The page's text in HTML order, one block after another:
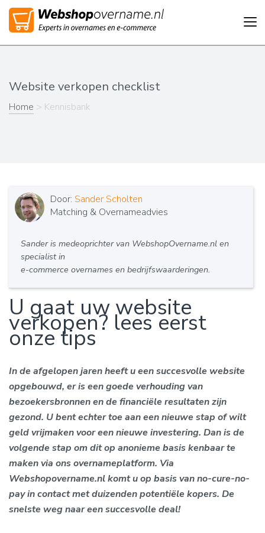
Website verkopen checklist
Home > Kennisbank
Door: Sander Scholten
Matching & Overnameadvies
Sander is medeoprichter van WebshopOvername.nl en
specialist in
e-commerce overnames en bedrijfswaarderingen.
U gaat uw website
verkopen? lees eerst
onze tips
In de afgelopen jaren heeft u een succesvolle website
opgebouwd, er is een goede verhouding van
bezoekersbronnen en de financiële resultaten zijn
gezond. U bent echter toe aan een nieuwe stap of wilt
geld vrijmaken voor een nieuwe investering. Dan is de
volgende stap om dit op anonieme basis kenbaar te
maken via ons overnameplatform. Via
Webshopovername.nl komt u op basis van no-cure-no-
pay in contact met duizenden potentiële kopers. De
snelste weg naar een succesvolle deal!